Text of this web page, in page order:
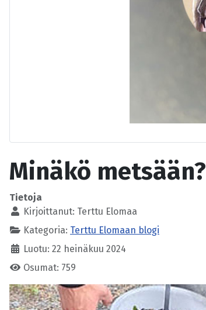
Minäkö metsään?
Tietoja
Kirjoittanut: Terttu Elomaa
Kategoria: Terttu Elomaan blogi
Luotu: 22 heinäkuu 2024
Osumat: 759